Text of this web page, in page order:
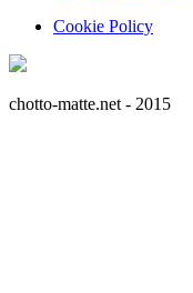
Cookie Policy
chotto-matte.net - 2015